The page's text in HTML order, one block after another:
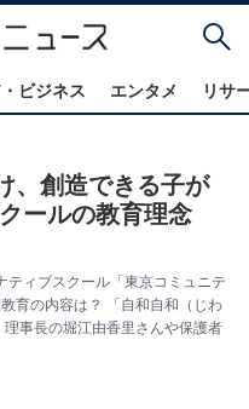
ビジネス エンタメ リサ
、創造できる子が
ールの教育理念
ィブスクール「東京コミュニテ
育の内容は？ 「自和自和（じわ
事長の堀江由香里さんや保護者